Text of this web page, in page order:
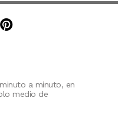
X (Twitter)
en TikTok
de Minuto30 en
Minuto30 en LinkedIn
Minuto30 en
a minuto, en
medio de